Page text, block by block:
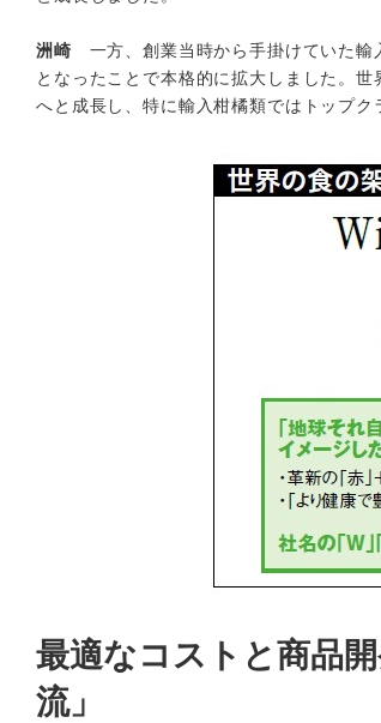
洲崎 一方、創業当時から手掛けていた輸
となったことで本格的に拡大しました。
へと成長し、特に輸入柑橘類ではトップク
最適なコストと商品
流」